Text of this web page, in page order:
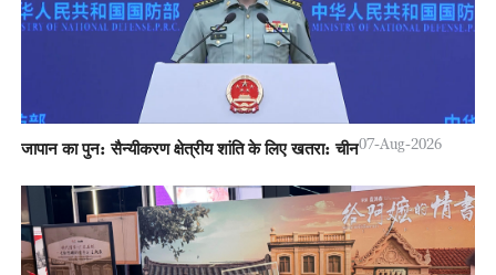
जापान का पुन: सैन्यीकरण क्षेत्रीय शांति के लिए खतरा: चीन07-Aug-2026